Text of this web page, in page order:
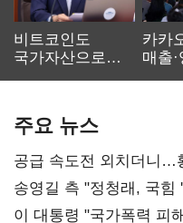
비트코인도
국가자산으로…'
카카
매출
주요 뉴스
공급 속도전 외치더니…
리모델링' 제안
송영길 측 "정청래, 국
총선 지휘 못해"
이 대통령 "국가폭력 피